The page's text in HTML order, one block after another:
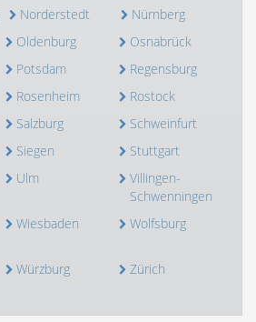
Norderstedt
Nürnberg
Oldenburg
Osnabrück
Potsdam
Regensburg
Rosenheim
Rostock
Salzburg
Schweinfurt
Siegen
Stuttgart
Ulm
Villingen-
Schwenningen
Wiesbaden Wolfsburg
Würzburg Zürich